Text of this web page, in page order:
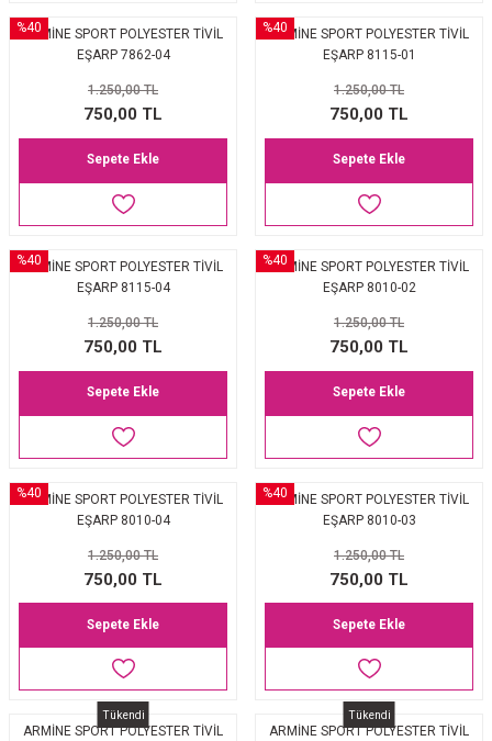
%40
ARMİNE SPORT POLYESTER TİVİL
EŞARP 7862-04
1.250,00 TL
750,00 TL
Sepete Ekle
%40
ARMİNE SPORT POLYESTER TİVİL
EŞARP 8115-01
1.250,00 TL
750,00 TL
Sepete Ekle
%40
ARMİNE SPORT POLYESTER TİVİL
EŞARP 8115-04
1.250,00 TL
750,00 TL
Sepete Ekle
%40
ARMİNE SPORT POLYESTER TİVİL
EŞARP 8010-02
1.250,00 TL
750,00 TL
Sepete Ekle
%40
ARMİNE SPORT POLYESTER TİVİL
EŞARP 8010-04
1.250,00 TL
750,00 TL
Sepete Ekle
%40
ARMİNE SPORT POLYESTER TİVİL
EŞARP 8010-03
1.250,00 TL
750,00 TL
Sepete Ekle
Tükendi
ARMİNE SPORT POLYESTER TİVİL
Tükendi
ARMİNE SPORT POLYESTER TİVİL